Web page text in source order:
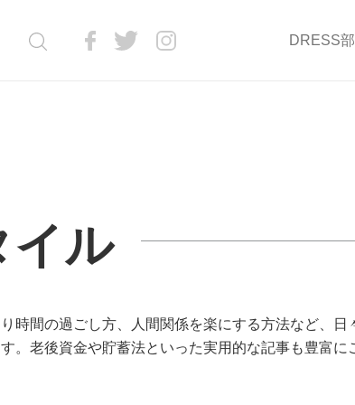
DRESS
イル
時間の過ごし方、人間関係を楽にする方法など、日
。老後資金や貯蓄法といった実用的な記事も豊富に